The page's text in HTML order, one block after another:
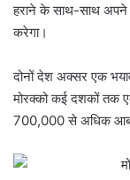
हराने के साथ-साथ अपने
करेगा।
दोनों देश अक्सर एक
मोरक्को कई दशकों तक
700,000 से अधिक